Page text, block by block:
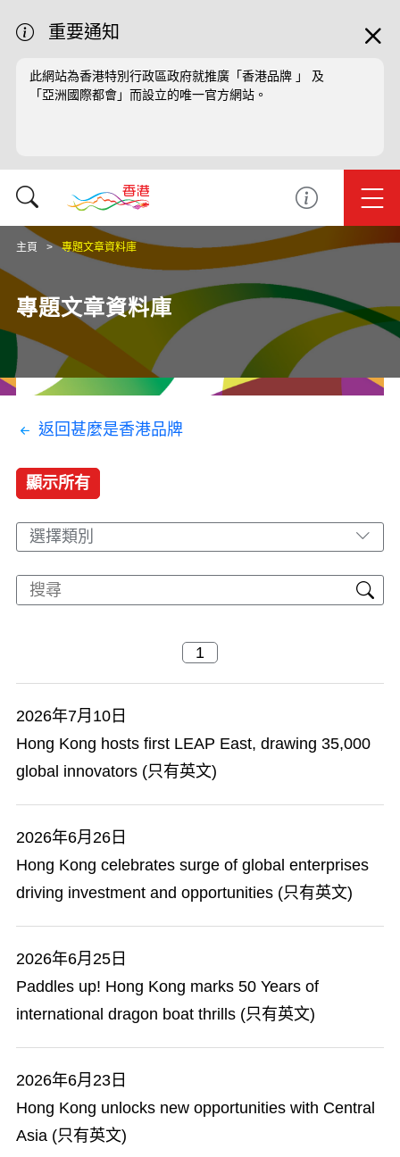
重要通知
此網站為香港特別行政區政府就推廣「香港品牌 」 及
「亞洲國際都會」而設立的唯一官方網站。
主頁 專題文章資料庫
專題文章資料庫
返回甚麼是香港品牌
顯示所有
選擇類別
2026年7月10日
Hong Kong hosts first LEAP East, drawing 35,000
global innovators (只有英文)
2026年6月26日
Hong Kong celebrates surge of global enterprises
driving investment and opportunities (只有英文)
2026年6月25日
Paddles up! Hong Kong marks 50 Years of
international dragon boat thrills (只有英文)
2026年6月23日
Hong Kong unlocks new opportunities with Central
Asia (只有英文)